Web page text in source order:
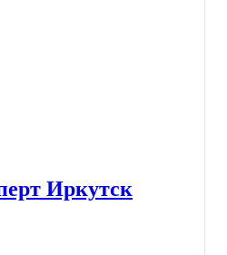
Иркутск